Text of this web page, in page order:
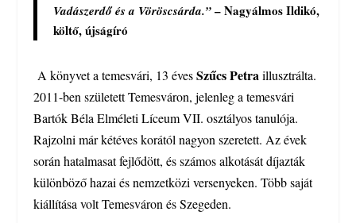
Vadászerdő és a Vöröscsárda.”– Nagyálmos Ildikó,
költő, újságíró
A könyvet a temesvári, 13 évesSzűcs Petraillusztrálta.
2011-ben született Temesváron, jelenleg a temesvári
Bartók Béla Elméleti Líceum VII. osztályos tanulója.
Rajzolni már kétéves korától nagyon szeretett. Az évek
során hatalmasat fejlődött, és számos alkotását díjazták
különböző hazai és nemzetközi versenyeken. Több saját
kiállítása volt Temesváron és Szegeden.